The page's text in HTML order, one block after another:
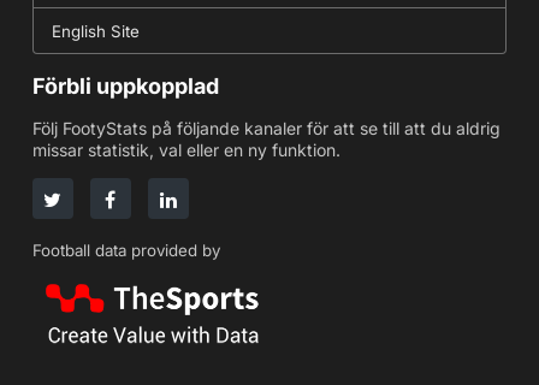
English Site
Förbli uppkopplad
Följ FootyStats på följande kanaler för att se till att du aldrig
missar statistik, val eller en ny funktion.
Football data provided by